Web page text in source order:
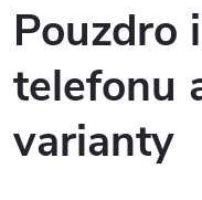
Pouzdro
telefonu
varianty